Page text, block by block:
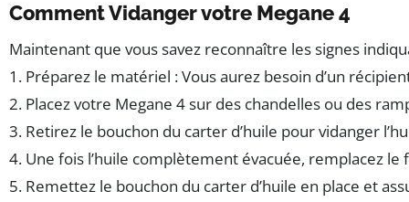
Comment Vidanger votre Megane 4
Maintenant que vous savez reconnaître les signes
1. Préparez le matériel : Vous aurez besoin d’un
2. Placez votre Megane 4 sur des chandelles ou des
3. Retirez le bouchon du carter d’huile pour vidanger
4. Une fois l’huile complètement évacuée, remplacez le
5. Remettez le bouchon du carter d’huile en place et